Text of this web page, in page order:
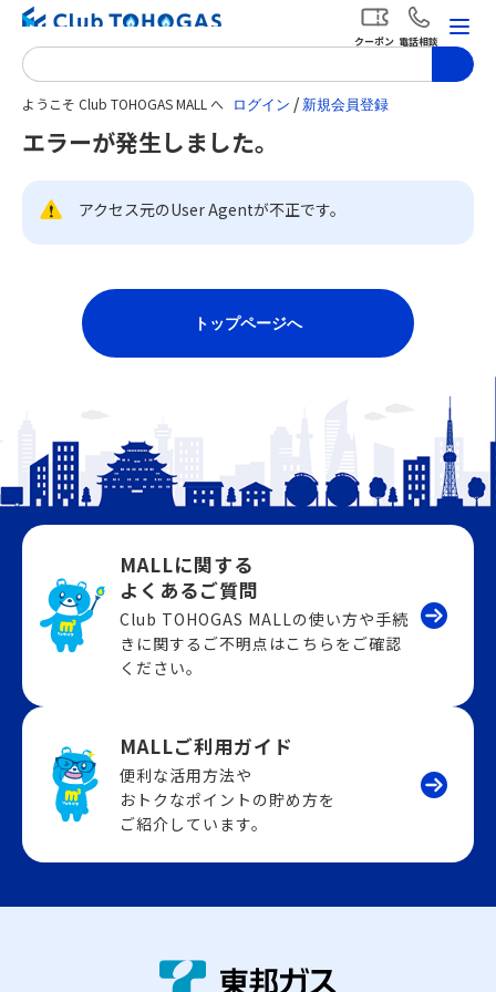
ようこそ Club TOHOGAS MALL へ /
クーポン 電話相談
エラーが発生しました。
アクセス元のUser Agentが不正です。
MALLに関する
よくあるご質問
Club TOHOGAS MALLの使い方や手続
きに関するご不明点はこちらをご確認
ください。
MALLご利用ガイド
便利な活用方法や
おトクなポイントの貯め方を
ご紹介しています。